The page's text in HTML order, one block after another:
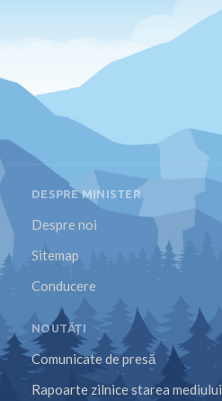
DESPRE MINISTER
Despre noi
Sitemap
Conducere
NOUTĂȚI
Comunicate de presă
Rapoarte zilnice starea mediului